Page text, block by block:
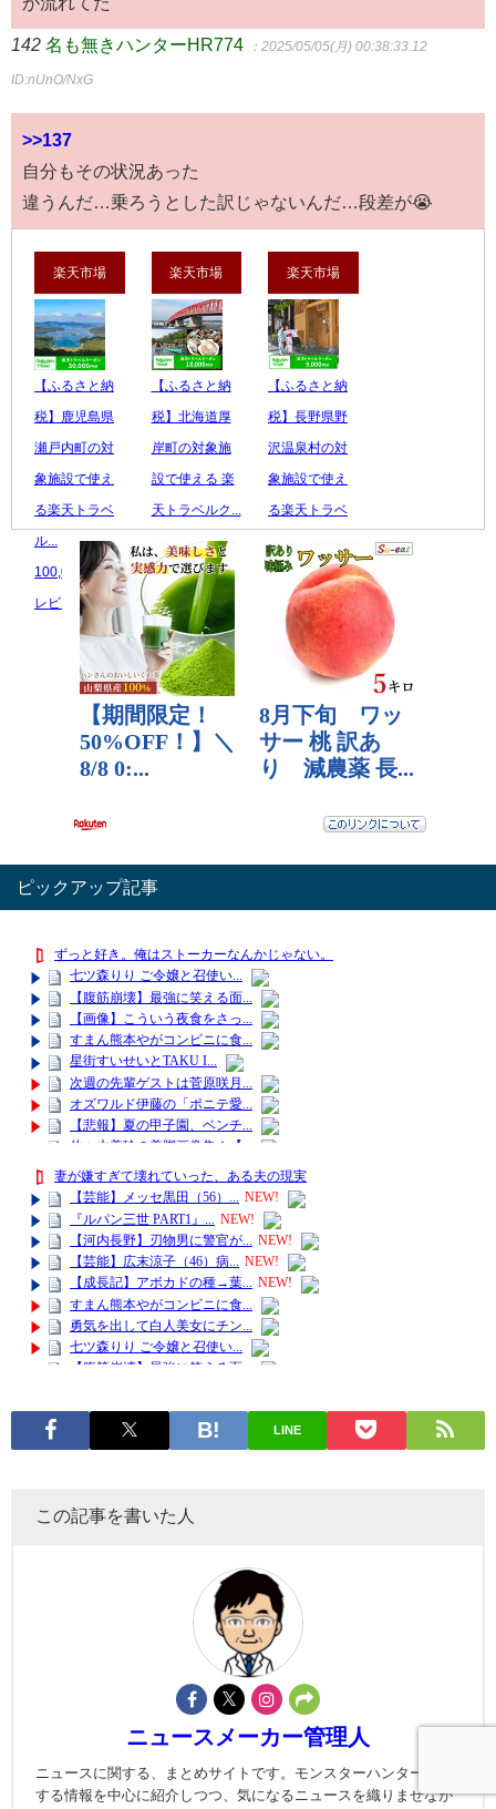
142 名も無きハンターHR774 ：2025/05/05(月) 00:38:33.12
ID:nUnO/NxG
>>137
自分もその状況あった
違うんだ…乗ろうとした訳じゃないんだ…段差が😭
楽天市場
【ふるさと納
税】鹿児島県
瀬戸内町の対
象施設で使え
る楽天トラベ
ル...
100,000 円
レビュー数：0
楽天市場
【ふるさと納
税】北海道厚
岸町の対象施
設で使える 楽
天トラベルク...
66,000 円
レビュー数：0
楽天市場
【ふるさと納
税】長野県野
沢温泉村の対
象施設で使え
る楽天トラベ
30,000 円
レビュー数：0
ピックアップ記事
LINE
この記事を書いた人
ニュースメーカー管理人
ニュースに関する、まとめサイトです。モンスターハンターに関
する情報を中心に紹介しつつ、気になるニュースを織りまぜなが